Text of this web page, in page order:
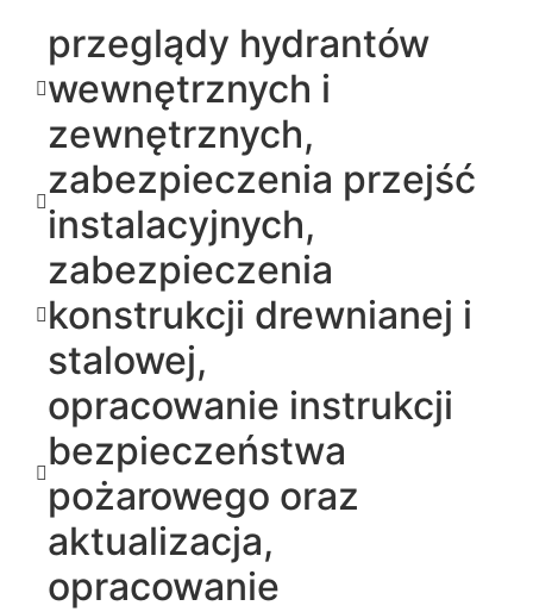
przeglądy hydrantów
wewnętrznych i
zewnętrznych,
zabezpieczenia przejść
instalacyjnych,
zabezpieczenia
konstrukcji drewnianej i
stalowej,
opracowanie instrukcji
bezpieczeństwa
pożarowego oraz
aktualizacja,
opracowanie